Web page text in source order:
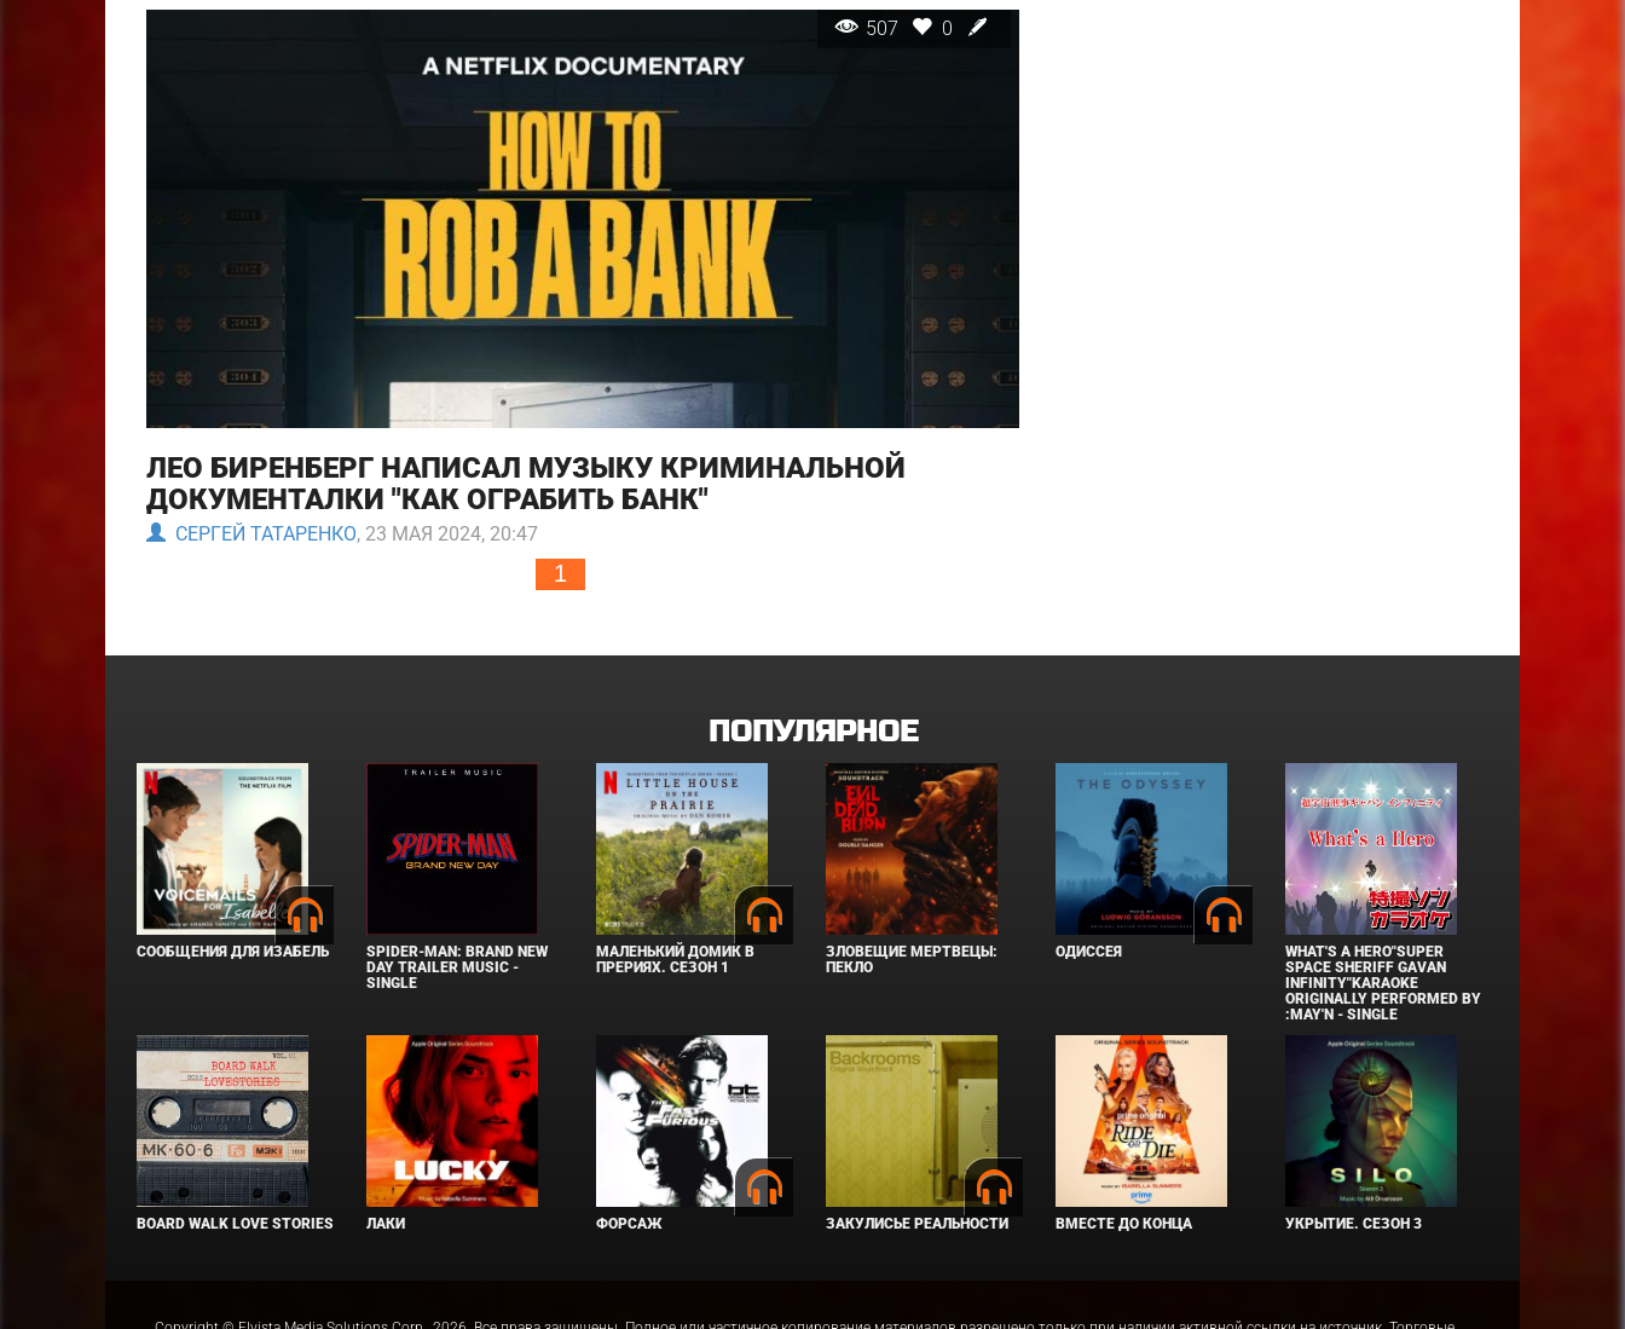
507 0
ЛЕО БИРЕНБЕРГ НАПИСАЛ МУЗЫКУ КРИМИНАЛЬНОЙ
ДОКУМЕНТАЛКИ "КАК ОГРАБИТЬ БАНК"
СЕРГЕЙ ТАТАРЕНКО, 23 МАЯ 2024, 20:47
1
ПОПУЛЯРНОЕ
СООБЩЕНИЯ ДЛЯ ИЗАБЕЛЬ
SPIDER-MAN: BRAND NEW
DAY TRAILER MUSIC -
SINGLE
МАЛЕНЬКИЙ ДОМИК В
ПРЕРИЯХ. СЕЗОН 1
ЗЛОВЕЩИЕ МЕРТВЕЦЫ:
ПЕКЛО
ОДИССЕЯ
WHAT'S A HERO"SUPER
SPACE SHERIFF GAVAN
INFINITY"KARAOKE
ORIGINALLY PERFORMED BY
:MAY'N - SINGLE
BOARD WALK LOVE STORIES ЛАКИ ФОРСАЖ ЗАКУЛИСЬЕ РЕАЛЬНОСТИ ВМЕСТЕ ДО КОНЦА УКРЫТИЕ. СЕЗОН 3